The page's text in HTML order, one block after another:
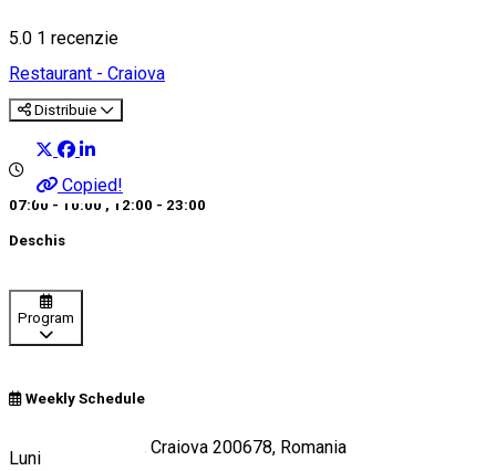
5.0 1 recenzie
Restaurant - Craiova
Distribuie
Copied!
07:00 - 10:00 , 12:00 - 23:00
Deschis
Program
Weekly Schedule
Luni
Calea București 1, Craiova 200678, Romania